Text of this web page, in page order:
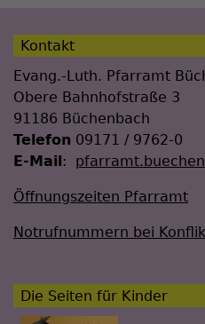
Kontakt
Evang.-Luth. Pfarramt
Obere Bahnhofstraße 3
91186 Büchenbach
Telefon 09171 / 9762-0
E-Mail :
Öffnungszeiten Pfarramt
Notrufnummern bei
Die Seiten für Kinder